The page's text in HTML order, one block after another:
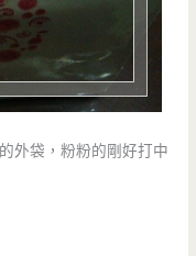
外袋，粉粉的剛好打中